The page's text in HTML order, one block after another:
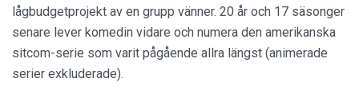
lågbudgetprojekt av en grupp vänner. 20 år och 17 säsonger
senare lever komedin vidare och numera den amerikanska
sitcom-serie som varit pågående allra längst (animerade
serier exkluderade).